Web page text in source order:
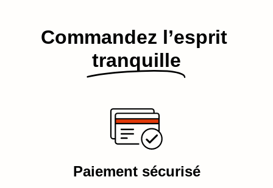
Commandez l’esprit​
tranquille
Paiement sécurisé